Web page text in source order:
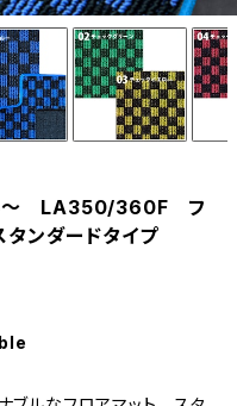
〜 LA350/360F フ
ンダードタイプ